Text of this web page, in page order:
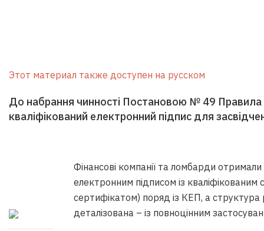
Этот материал также доступен на русском
До набрання чинності Постановою № 49
кваліфікований електронний підпис для
Фінансові компанії та ломбарди
електронним підписом із
сертифікатом) поряд із КЕП, а структура
деталізована – із повноцінним